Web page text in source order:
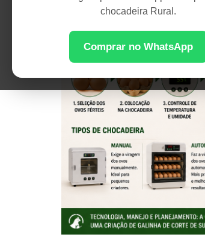
chocadeira Rural.
Comprar no WhatsApp